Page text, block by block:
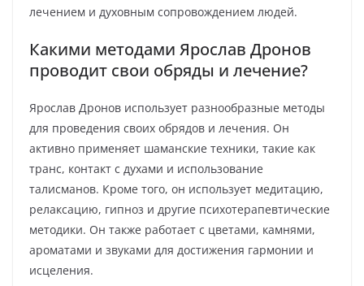
лечением и духовным сопровождением людей.
Какими методами Ярослав Дронов
проводит свои обряды и лечение?
Ярослав Дронов использует разнообразные методы
для проведения своих обрядов и лечения. Он
активно применяет шаманские техники, такие как
транс, контакт с духами и использование
талисманов. Кроме того, он использует медитацию,
релаксацию, гипноз и другие психотерапевтические
методики. Он также работает с цветами, камнями,
ароматами и звуками для достижения гармонии и
исцеления.